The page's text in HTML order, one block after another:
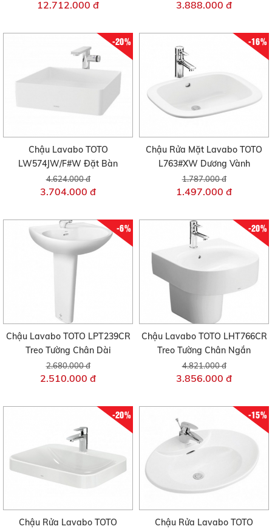
12.712.000 đ 3.888.000 đ
-20%
Chậu Lavabo TOTO
LW574JW/F#W Đặt Bàn
4.624.000 đ
3.704.000 đ
-16%
Chậu Rửa Mặt Lavabo TOTO
L763#XW Dương Vành
1.787.000 đ
1.497.000 đ
-6%
Chậu Lavabo TOTO LPT239CR
Treo Tường Chân Dài
2.680.000 đ
2.510.000 đ
-20%
Chậu Lavabo TOTO LHT766CR
Treo Tường Chân Ngắn
4.821.000 đ
3.856.000 đ
-20%
Chậu Rửa Lavabo TOTO
-15%
Chậu Rửa Lavabo TOTO